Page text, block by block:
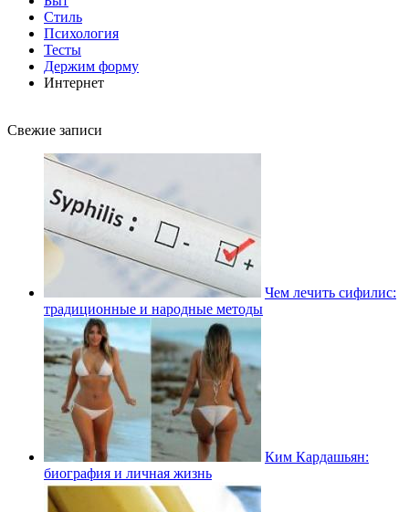
Стиль
Психология
Тесты
Держим форму
Интернет
Свежие записи
Чем лечить сифилис:
традиционные и народные методы
Ким Кардашьян:
биография и личная жизнь